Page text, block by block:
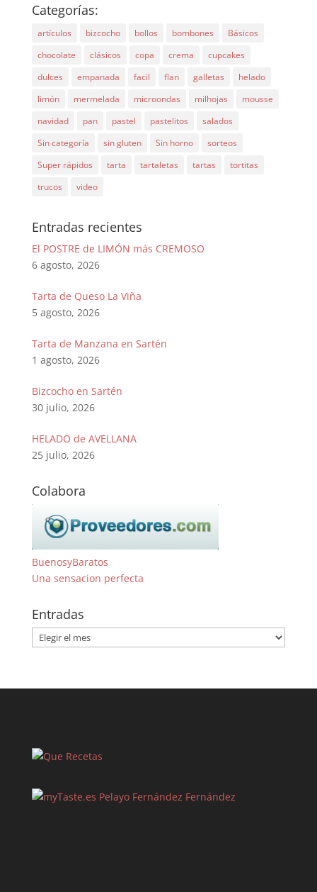
Categorías:
artículos bizcocho bollos bombones
Básicos
chocolate
clásicos copa crema
cupcakes
dulces
empanada facil flan galletas
helado
limón
mermelada microondas milhojas
mousse
navidad
pan pastel pastelitos
salados
Sin categoría
sin gluten Sin horno
sorteos
Super rápidos
tarta tartaletas tartas
tortitas
trucos
video
Entradas recientes
El POSTRE de LIMÓN más CREMOSO
6 agosto, 2026
Tarta de Queso La Viña
5 agosto, 2026
Tarta de Manzana en Sartén
1 agosto, 2026
Bizcocho en Sartén
30 julio, 2026
HELADO de AVELLANA
25 julio, 2026
Colabora
BuenosyBaratos
Una sensacion perfecta
Entradas
Entradas
Pelayo Fernández Fernández